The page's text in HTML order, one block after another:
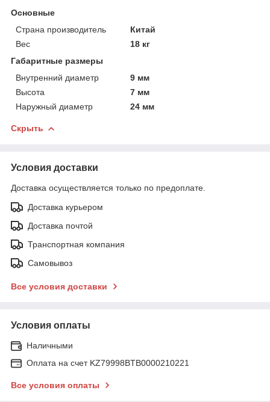
Основные
Страна производитель
Китай
Вес
18 кг
Габаритные размеры
Внутренний диаметр
9 мм
Высота
7 мм
Наружный диаметр
24 мм
Скрыть
Условия доставки
Доставка осуществляется только по предоплате.
Доставка курьером
Доставка почтой
Транспортная компания
Самовывоз
Все условия доставки
Условия оплаты
Наличными
Оплата на счет KZ79998BTB0000210221
Все условия оплаты